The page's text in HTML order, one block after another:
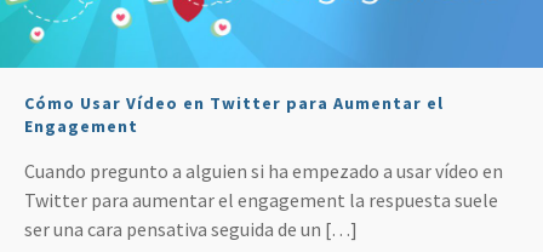
Cómo Usar Vídeo en Twitter para Aumentar el
Engagement
Cuando pregunto a alguien si ha empezado a usar vídeo en
Twitter para aumentar el engagement la respuesta suele
ser una cara pensativa seguida de un […]